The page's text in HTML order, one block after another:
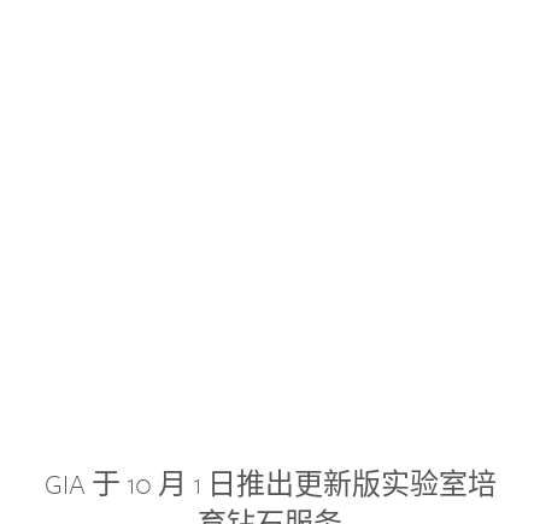
GIA 于 10 月 1 日推出更新版实验室培